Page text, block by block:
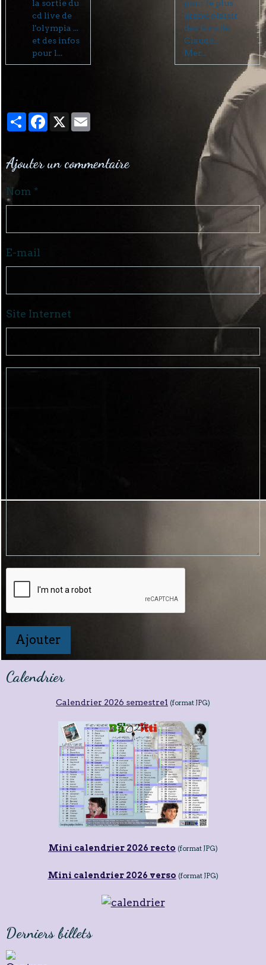
la sortie du
cd live de
l'olympia ...
et des infos
pour l...
pour le plus
grand plaisir
des fans de
Claude...
Mer...
PartagerFacebook
X
Ajouter un commentaire
Nom
E-mail
Site Internet
Ajouter
Calendrier
Calendrier 2026 semestre1 (format JPG)
Mini calendrier 2026 recto (format JPG)
Mini calendrier 2026 verso (format JPG)
Derniers billets